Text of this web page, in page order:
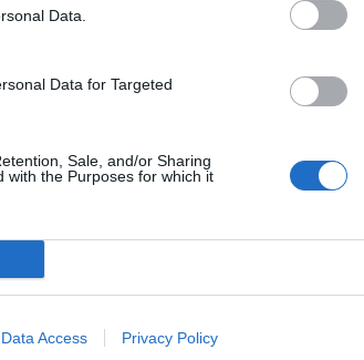
Data.
Data for Targeted
Sale, and/or Sharing
with the Purposes for which it
Data Access Privacy Policy
ni paracetamol, tu
es tu
ven a la farmacia
«Soy farmacéutico y
frases y en la votación
el territorio
es preciso ser
y que
puede colaborar en